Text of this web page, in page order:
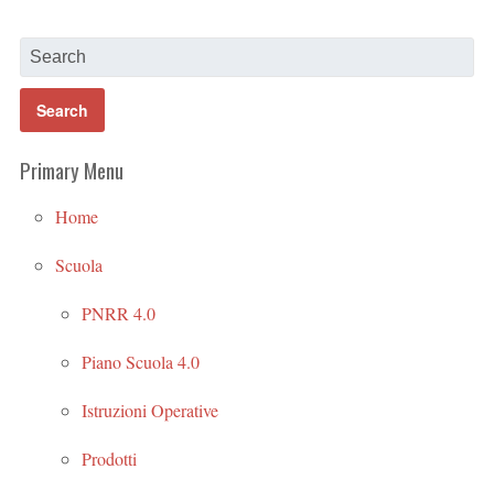
Primary Menu
Home
Scuola
PNRR 4.0
Piano Scuola 4.0
Istruzioni Operative
Prodotti